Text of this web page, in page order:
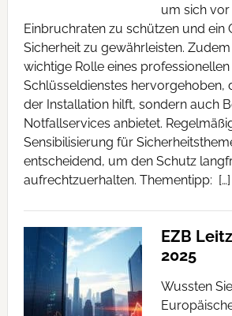
um sich
Einbruchraten zu schützen und ein
Sicherheit zu gewährleisten.
wichtige Rolle eines professionellen
Schlüsseldienstes hervorgehoben,
der Installation hilft, sondern auch
Notfallservices anbietet.
Sensibilisierung für
entscheidend, um den Schutz
aufrechtzuerhalten. Thementipp: […]
EZB
2025
Wussten